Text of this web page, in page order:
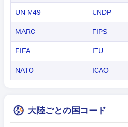
UN M49 UNDP
MARC FIPS
FIFA ITU
NATO ICAO
大陸ごとの国コード